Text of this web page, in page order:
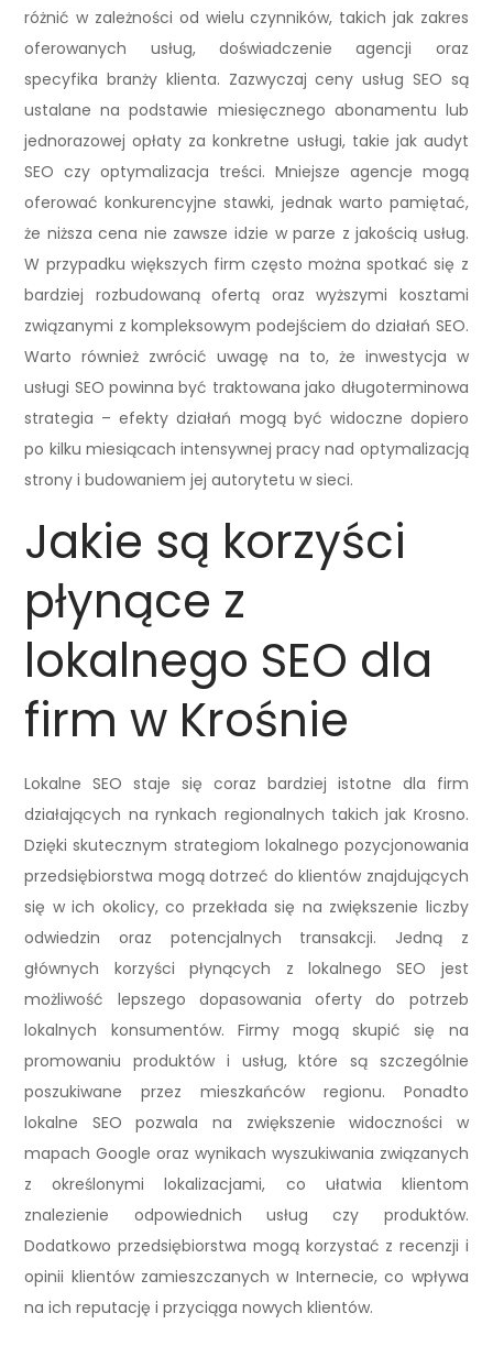
różnić w zależności od wielu czynników, takich jak zakres
oferowanych usług, doświadczenie agencji oraz
specyfika branży klienta. Zazwyczaj ceny usług SEO są
ustalane na podstawie miesięcznego abonamentu lub
jednorazowej opłaty za konkretne usługi, takie jak audyt
SEO czy optymalizacja treści. Mniejsze agencje mogą
oferować konkurencyjne stawki, jednak warto pamiętać,
że niższa cena nie zawsze idzie w parze z jakością usług.
W przypadku większych firm często można spotkać się z
bardziej rozbudowaną ofertą oraz wyższymi kosztami
związanymi z kompleksowym podejściem do działań SEO.
Warto również zwrócić uwagę na to, że inwestycja w
usługi SEO powinna być traktowana jako długoterminowa
strategia – efekty działań mogą być widoczne dopiero
po kilku miesiącach intensywnej pracy nad optymalizacją
strony i budowaniem jej autorytetu w sieci.
Jakie są korzyści
płynące z
lokalnego SEO dla
firm w Krośnie
Lokalne SEO staje się coraz bardziej istotne dla firm
działających na rynkach regionalnych takich jak Krosno.
Dzięki skutecznym strategiom lokalnego pozycjonowania
przedsiębiorstwa mogą dotrzeć do klientów znajdujących
się w ich okolicy, co przekłada się na zwiększenie liczby
odwiedzin oraz potencjalnych transakcji. Jedną z
głównych korzyści płynących z lokalnego SEO jest
możliwość lepszego dopasowania oferty do potrzeb
lokalnych konsumentów. Firmy mogą skupić się na
promowaniu produktów i usług, które są szczególnie
poszukiwane przez mieszkańców regionu. Ponadto
lokalne SEO pozwala na zwiększenie widoczności w
mapach Google oraz wynikach wyszukiwania związanych
z określonymi lokalizacjami, co ułatwia klientom
znalezienie odpowiednich usług czy produktów.
Dodatkowo przedsiębiorstwa mogą korzystać z recenzji i
opinii klientów zamieszczanych w Internecie, co wpływa
na ich reputację i przyciąga nowych klientów.